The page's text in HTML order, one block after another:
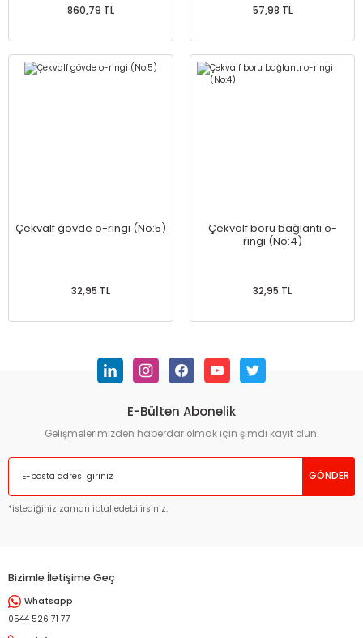
860,79 TL 57,98 TL
Çekvalf gövde o-ringi (No:5)
32,95 TL
Çekvalf boru bağlantı o-
ringi (No:4)
32,95 TL
E-Bülten Abonelik
Gelişmelerimizden haberdar olmak için şimdi kayıt olun.
GÖNDER
*istediğiniz zaman iptal edebilirsiniz.
Bizimle İletişime Geç
Whatsapp
0544 526 71 77